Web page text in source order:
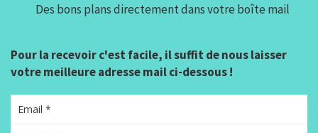
Des bons plans directement dans votre boîte mail
Pour la recevoir c'est facile, il suffit de nous laisser
votre meilleure adresse mail ci-dessous !